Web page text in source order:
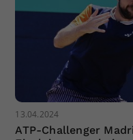
13.04.2024
ATP-Challenger